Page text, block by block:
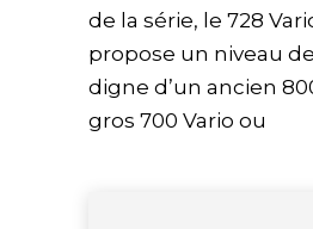
de la série, le 728
propose un niveau
digne d’un ancien
gros 700 Vario ou